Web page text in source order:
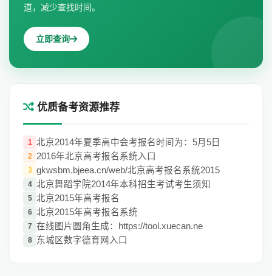
道，减少查找时间。
立即查询
优质备考资源推荐
1 北京2014年夏季高中会考报名时间为：5月5日
2 2016年北京高考报名系统入口
3 gkwsbm.bjeea.cn/web/北京高考报名系统2015
4 北京舞蹈学院2014年本科招生考试考生须知
5 北京2015年高考报名
6 北京2015年高考报名系统
7 在线图片圆角生成：https://tool.xuecan.ne
8 东城区数字德育网入口